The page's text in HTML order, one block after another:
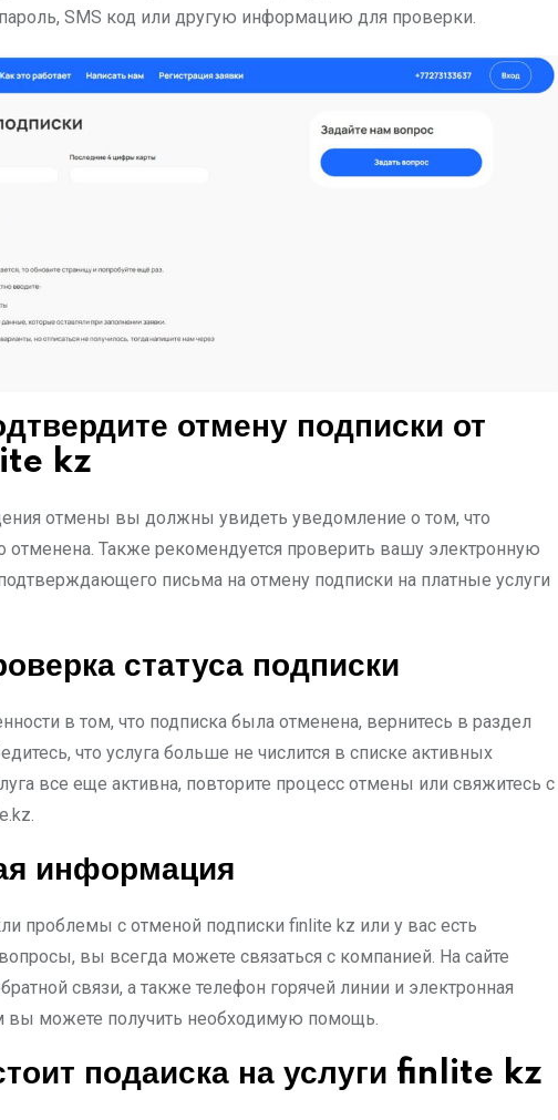
SMS код или другую информацию для проверки.
отмену подписки от
kz
отмены вы должны увидеть уведомление о том, что
отменена. Также рекомендуется проверить вашу электронную
письма на отмену подписки на платные услуги
статуса подписки
в том, что подписка была отменена, вернитесь в раздел
что услуга больше не числится в списке активных
все еще активна, повторите процесс отмены или свяжитесь с
информация
проблемы с отменой подписки finlite kz или у вас есть
вы всегда можете связаться с компанией. На сайте
связи, а также телефон горячей линии и электронная
вы можете получить необходимую помощь.
подаиска на услуги finlite kz